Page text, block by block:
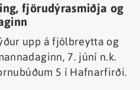
fjörudýrasmiðja og
upp á fjölbreytta og
7. júní n.k.
5 í Hafnarfirði.